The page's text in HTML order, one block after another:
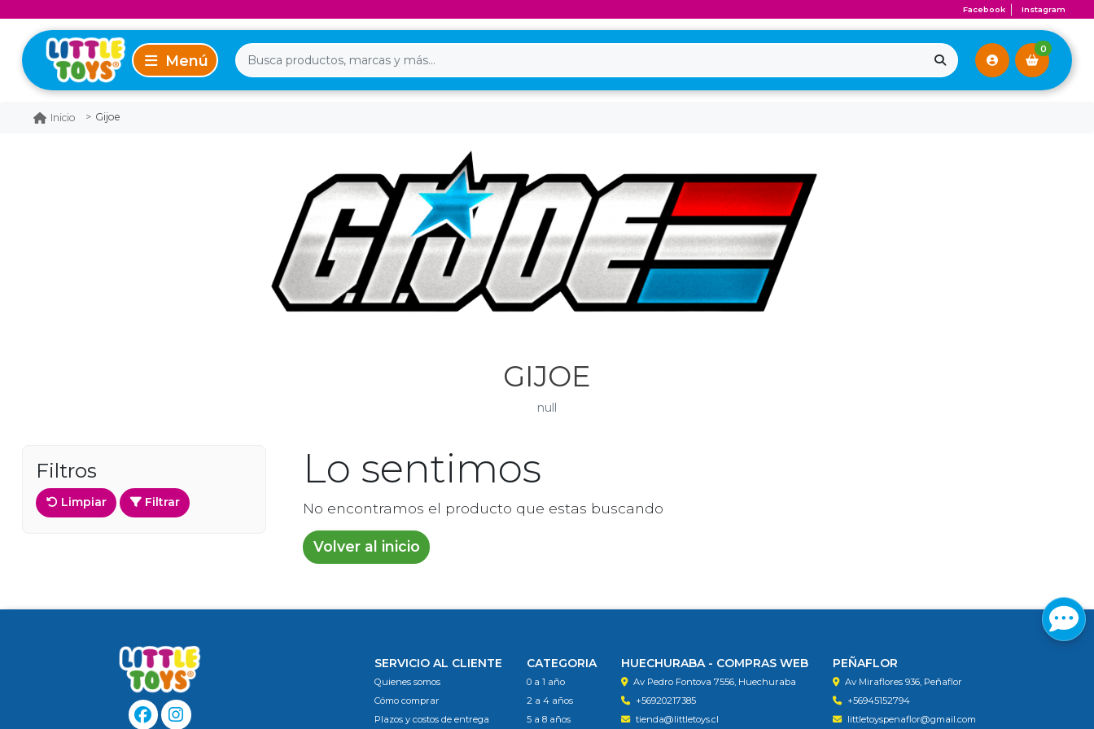
Facebook Instagram
0
Inicio Gijoe
GIJOE
null
Filtros
Limpiar Filtrar
Lo sentimos
No encontramos el producto que estas buscando
Volver al inicio
SERVICIO AL CLIENTE
Quienes somos
Cómo comprar
Plazos y costos de entrega
CATEGORIA
0 a 1 año
2 a 4 años
5 a 8 años
HUECHURABA - COMPRAS WEB
Av Pedro Fontova 7556, Huechuraba
+56920217385
tienda@littletoys.cl
PEÑAFLOR
Av Miraflores 936, Peñaflor
+56945152794
littletoyspenaflor@gmail.com